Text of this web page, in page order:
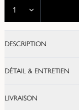
DESCRIPTION
DÉTAIL & ENTRETIEN
LIVRAISON